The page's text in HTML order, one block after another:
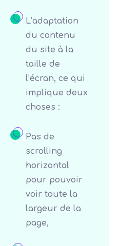
L’adaptation
du contenu
du site à la
taille de
l’écran, ce qui
implique deux
choses :
Pas de
scrolling
horizontal
pour pouvoir
voir toute la
largeur de la
page,